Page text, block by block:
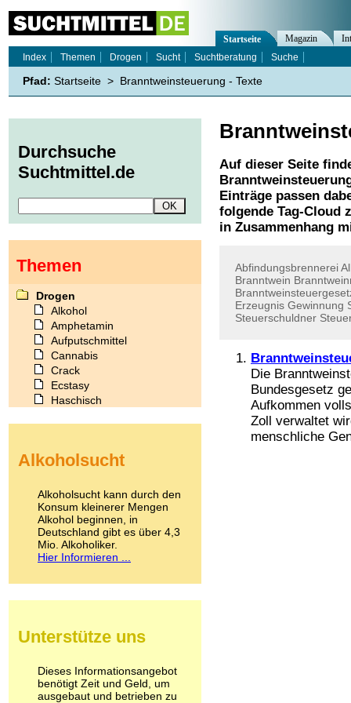
Auf dieser Seite
Einträge passen
folgende Tag-Cloud
in Zusammenhang
Abfindungsbrennerei
Branntwein
Erzeugnis Gewinnung
Steuerschuldner
Die
Bundesgesetz
Aufkommen
Zoll verwaltet
menschliche
Startseite Magazin
Index
Themen Drogen Sucht Suchtberatung Suche
Pfad: Startseite > Branntweinsteuerung - Texte
Durchsuche
Suchtmittel.de
Themen
Drogen
Alkohol
Amphetamin
Aufputschmittel
Cannabis
Crack
Ecstasy
Haschisch
Kokain
LSD
Marihuana
Medikamente
Meskalin
Metamphetamin
Methadon
Pilze
Psychopharmaka
Schlafmittel
Schmerzmittel
Alkoholsucht
Alkoholsucht kann durch den
Konsum kleinerer Mengen
Alkohol beginnen, in
Deutschland gibt es über 4,3
Mio. Alkoholiker.
Hier Informieren ...
Unterstütze uns
Dieses Informationsangebot
benötigt Zeit und Geld, um
ausgebaut und betrieben zu